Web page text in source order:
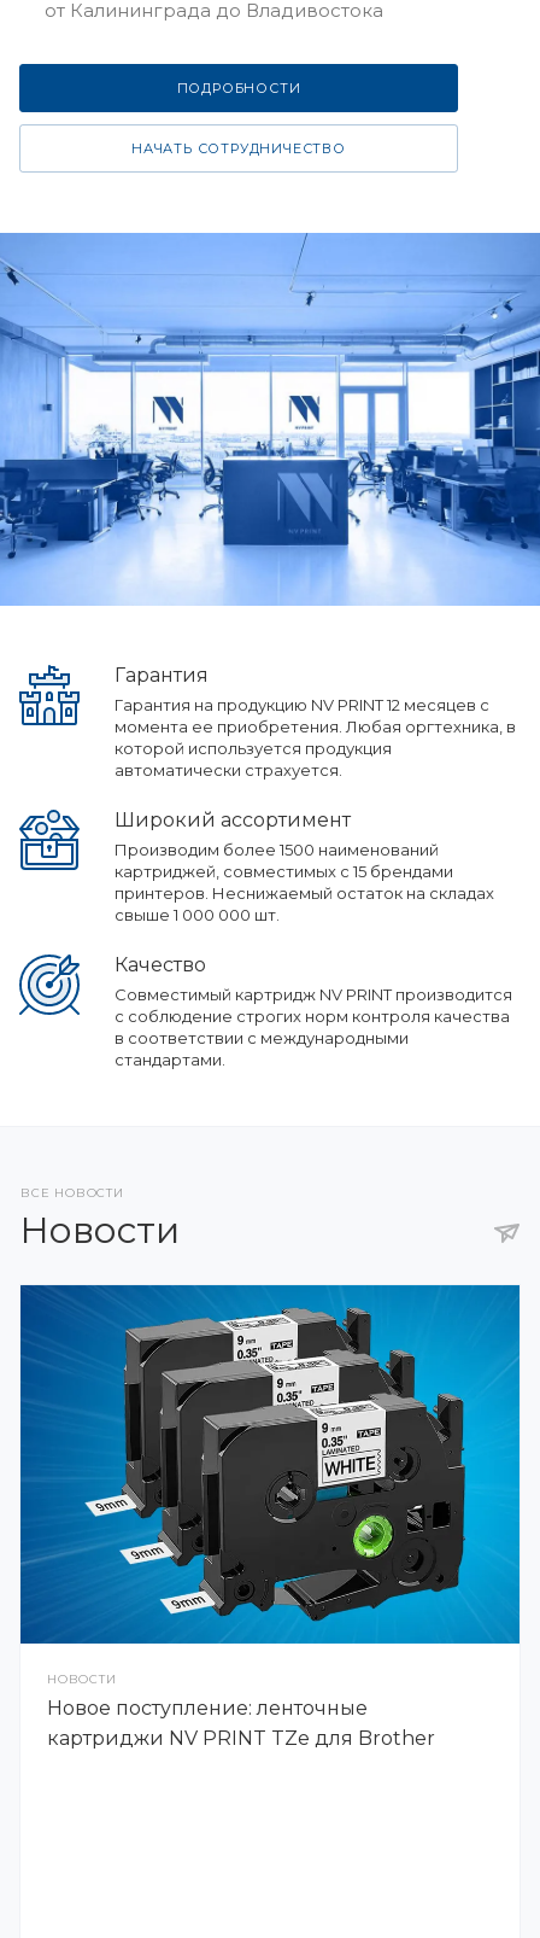
от Калининграда до Владивостока
ПОДРОБНОСТИ
НАЧАТЬ СОТРУДНИЧЕСТВО
Гарантия
Гарантия на продукцию NV PRINT 12 месяцев с
момента ее приобретения. Любая оргтехника, в
которой используется продукция
автоматически страхуется.
Широкий ассортимент
Производим более 1500 наименований
картриджей, совместимых с 15 брендами
принтеров. Неснижаемый остаток на складах
свыше 1 000 000 шт.
Качество
Совместимый картридж NV PRINT производится
с соблюдение строгих норм контроля качества
в соответствии с международными
стандартами.
ВСЕ НОВОСТИ
Новости
НОВОСТИ
Новое поступление: ленточные
картриджи NV PRINT TZe для Brother